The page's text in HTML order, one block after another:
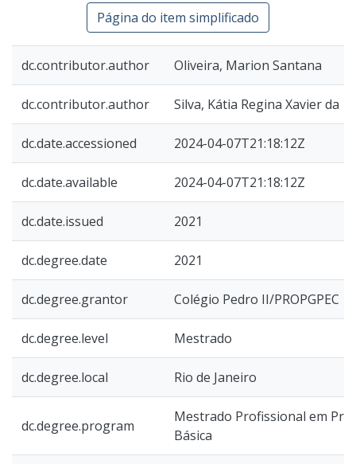
Página do item simplificado
dc.contributor.author Oliveira, Marion Santana
dc.contributor.author Silva, Kátia Regina Xavier da
dc.date.accessioned 2024-04-07T21:18:12Z
dc.date.available 2024-04-07T21:18:12Z
dc.date.issued 2021
dc.degree.date 2021
dc.degree.grantor Colégio Pedro II/PROPGPEC
dc.degree.level Mestrado
dc.degree.local Rio de Janeiro
dc.degree.program
Mestrado Profissional em
Básica